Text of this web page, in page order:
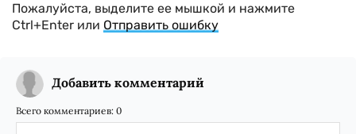
Пожалуйста, выделите ее мышкой и нажмите
Ctrl+Enter или Отправить ошибку
Добавить комментарий
Всего комментариев: 0